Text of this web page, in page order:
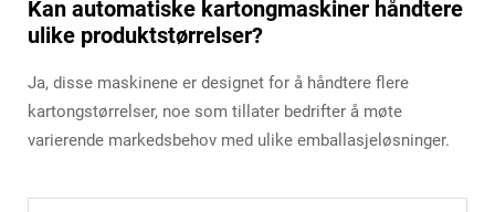
Kan automatiske kartongmaskiner håndtere
ulike produktstørrelser?
Ja, disse maskinene er designet for å håndtere flere
kartongstørrelser, noe som tillater bedrifter å møte
varierende markedsbehov med ulike emballasjeløsninger.